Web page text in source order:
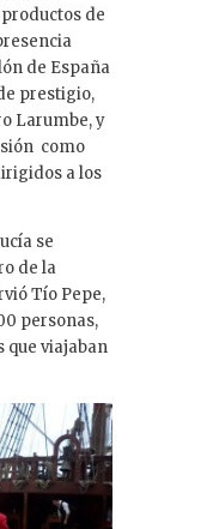
productos de
de España
prestigio,
Larumbe, y
como
a los
se
de la
Tío Pepe,
personas,
que viajaban